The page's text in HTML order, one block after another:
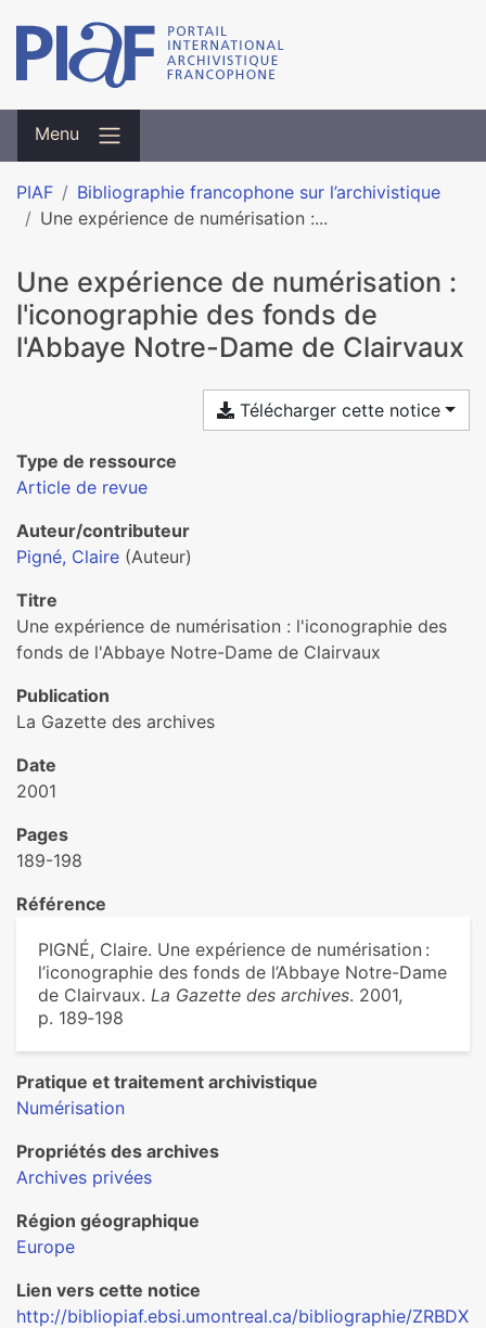
Menu
PIAF
Bibliographie francophone sur l’archivistique
Une expérience de numérisation :...
Une expérience de numérisation :
l'iconographie des fonds de
l'Abbaye Notre-Dame de Clairvaux
Télécharger cette notice
Type de ressource
Article de revue
Auteur/contributeur
Pigné, Claire (Auteur)
Titre
Une expérience de numérisation : l'iconographie des
fonds de l'Abbaye Notre-Dame de Clairvaux
Publication
La Gazette des archives
Date
2001
Pages
189-198
Référence
PIGNÉ, Claire. Une expérience de numérisation :
l’iconographie des fonds de l’Abbaye Notre-Dame
de Clairvaux. La Gazette des archives. 2001,
p. 189‑198
Pratique et traitement archivistique
Numérisation
Propriétés des archives
Archives privées
Région géographique
Europe
Lien vers cette notice
http://bibliopiaf.ebsi.umontreal.ca/bibliographie/ZRBDX